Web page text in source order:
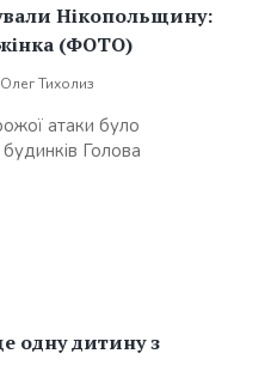
Нікопольщину:
(ФОТО)
Олег Тихолиз
атаки було
Голова
одну дитину з